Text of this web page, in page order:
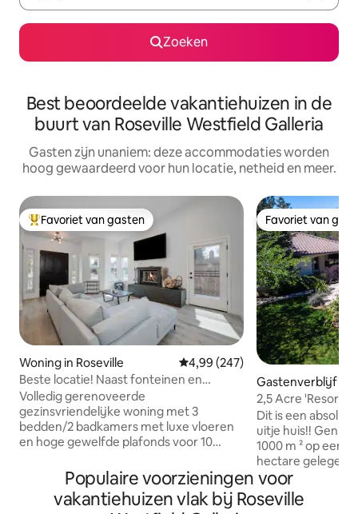
Zoeken
Best beoordeelde vakantiehuizen in de
buurt van Roseville Westfield Galleria
Gasten zijn unaniem: deze accommodaties worden
hoog gewaardeerd voor hun locatie, netheid en meer.
Topfavoriet van gasten
Favoriet van gasten
Woning in Roseville Gemiddelde beoordeling van
4,99 (247)
Beste locatie! Naast fonteinen en
kermis!
Volledig gerenoveerde
gezinsvriendelijke woning met 3
bedden/2 badkamers met luxe vloeren
en hoge gewelfde plafonds voor 10
opblaasmatras en uittrekbare bank.
Geniet van deze toplocatie op enkele
minuten van de best beoordeelde
Favoriet van
Favoriet van
Gastenverblijf in
2,5 Acre 'Resort
Dit is een
uitje huis!! Geniet
1000 m ² op een
hectare gelegen
privépoort. Zodra
genieten van de
waaronder een
Populaire voorzieningen voor
vakantiehuizen vlak bij Roseville